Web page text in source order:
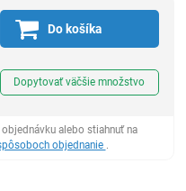
Do košíka
Dopytovať väčšie množstvo
alebo stiahnuť na
objednanie .